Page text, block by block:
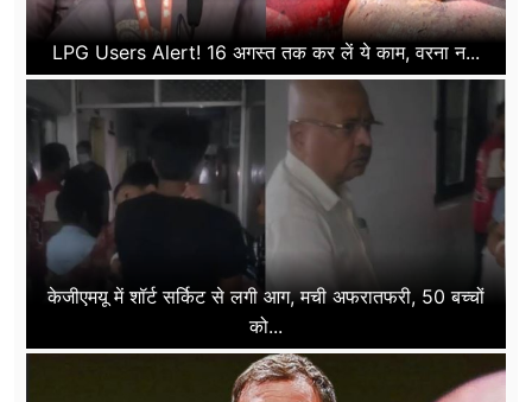
LPG Users Alert! 16 अगस्त तक कर लें ये काम, वरना न...
केजीएमयू में शॉर्ट सर्किट से लगी आग, मची अफरातफरी, 50 बच्चों
को...